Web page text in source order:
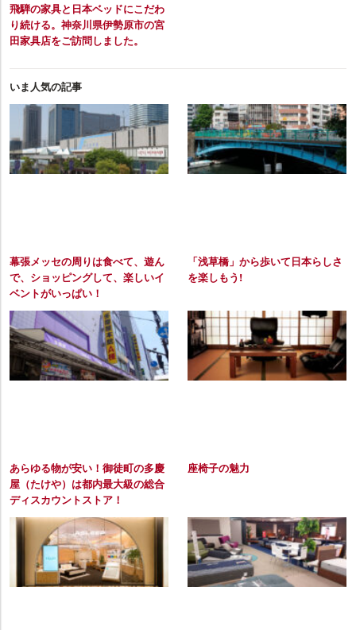
飛騨の家具と日本ベッドにこだわ
り続ける。神奈川県伊勢原市の宮
田家具店をご訪問しました。
いま人気の記事
幕張メッセの周りは食べて、遊ん
で、ショッピングして、楽しいイ
ベントがいっぱい！
「浅草橋」から歩いて日本らしさ
を楽しもう!
あらゆる物が安い！御徒町の多慶
屋（たけや）は都内最大級の総合
ディスカウントストア！
座椅子の魅力